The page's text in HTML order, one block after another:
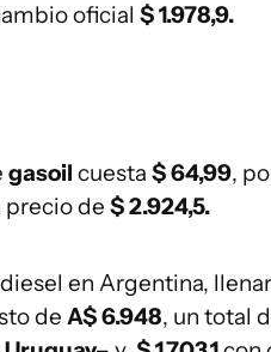
oficial $ 1.978,9.
gasoil cuesta $ 64,99,
de $ 2.924,5.
en Argentina,
de A$ 6.948, un total